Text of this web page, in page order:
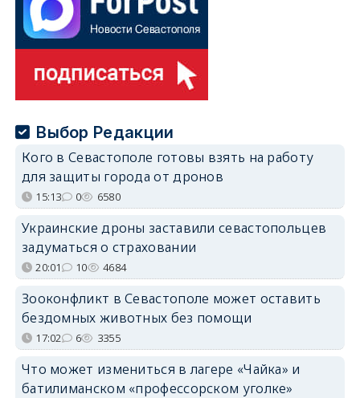
Выбор Редакции
Кого в Севастополе готовы взять на работу
для защиты города от дронов
15:13 0 6580
Украинские дроны заставили севастопольцев
задуматься о страховании
20:01 10 4684
Зооконфликт в Севастополе может оставить
бездомных животных без помощи
17:02 6 3355
Что может измениться в лагере «Чайка» и
батилиманском «профессорском уголке»